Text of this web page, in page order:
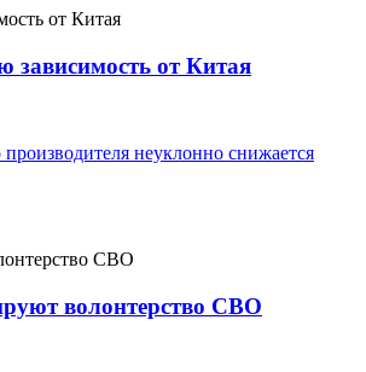
зависимость от Китая
неуклонно снижается
волонтерство СВО